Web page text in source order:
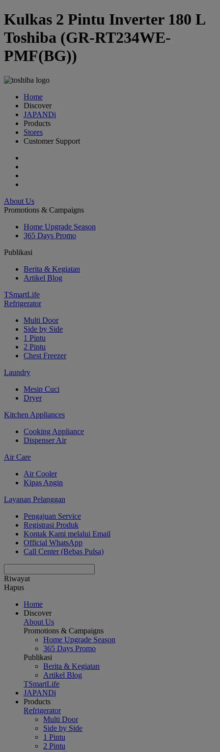
Kulkas 2 Pintu Inverter 180 L
Toshiba (GR-RT234WE-
PMF(BG))
Home
Discover
JAPANDi
Products
Stores
Customer Support
About Us
Promotions & Campaigns
Home Upgrade Season
365 Days Promo
Publikasi
Berita & Kegiatan
Artikel Blog
TSmartLife
Refrigerator
Multi Door
Side by Side
1 Pintu
2 Pintu
Chest Freezer
Laundry
Mesin Cuci
Dryer
Kitchen Appliances
Cooking Appliance
Dispenser Air
Air Care
Air Cooler
Kipas Angin
Layanan Pelanggan
Pengajuan Service
Registrasi Produk
Kontak Kami melalui Email
Official WhatsApp
Call Center (Bebas Pulsa)
Riwayat
Hapus
Home
Discover
About Us
Promotions & Campaigns
Home Upgrade Season
365 Days Promo
Publikasi
Berita & Kegiatan
Artikel Blog
TSmartLife
JAPANDi
Products
Refrigerator
Multi Door
Side by Side
1 Pintu
2 Pintu